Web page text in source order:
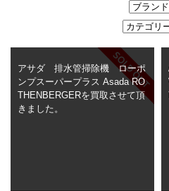
アサダ 排水管掃除機 ローポ
ンプスーパープラス Asada RO
THENBERGERを買取させて頂
きました。
> 遺
>
> 債